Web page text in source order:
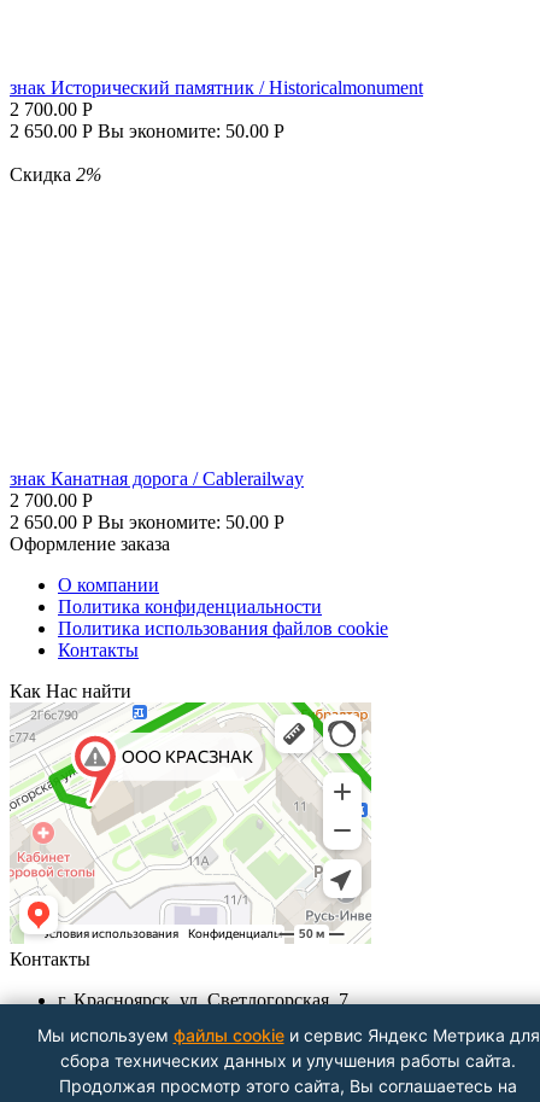
знак Историче­ский памятник / Historicalmonument
2 700.00 Р
2 650.00 Р Вы экономите: 50.00 Р
Скидка 2%
знак Канатная дорога / Cablerailway
2 700.00 Р
2 650.00 Р Вы экономите: 50.00 Р
Оформление заказа
О компании
Политика конфиденциальности
Политика использования файлов cookie
Контакты
Как Нас найти
Контакты
г. Красноярск, ул. Светлогорская, 7
Пн-Пт с 9.00 - до 18.00
info@krasznak24.ru
Посмотреть на карте
Мы используем файлы cookieи сервис Яндекс Метрика для
сбора технических данных и улучшения работы сайта.
Продолжая просмотр этого сайта, Вы соглашаетесь на